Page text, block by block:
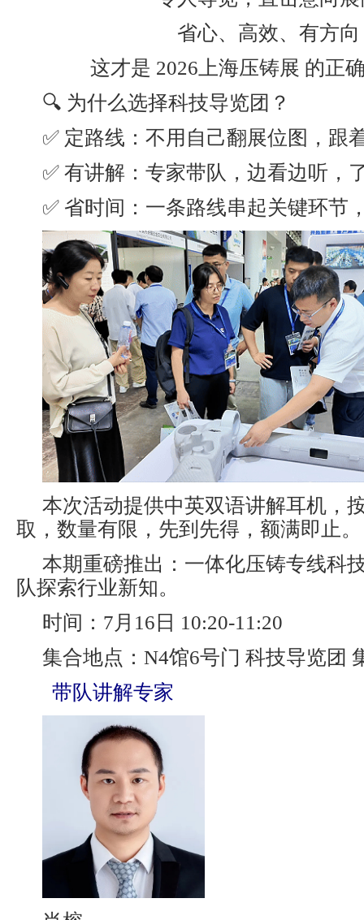
省心、高效、有方向
这才是 2026上海压铸展 的正
🔍 为什么选择科技导览团？
✅ 定路线：不用自己翻展位图，跟
✅ 有讲解：专家带队，边看边听，
✅ 省时间：一条路线串起关键环节
本次活动提供中英双语讲解耳机，
取，数量有限，先到先得，额满即止。
本期重磅推出：一体化压铸专线科
队探索行业新知。
时间：7月16日 10:20-11:20
集合地点：N4馆6号门 科技导览团
带队讲解专家